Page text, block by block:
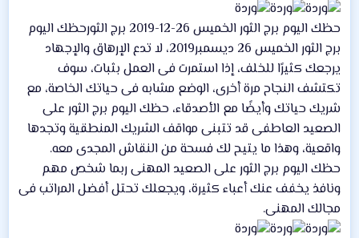
حظك اليوم برج الثور الخميس 26-12-2019 برج الثورحظك اليوم
برج الثور الخميس 26 ديسمبر2019، لا تدع الإرهاق والإجهاد
يرجعك كثيرًا للخلف، إذا استمرت فى العمل بثبات، سوف
تكتشف النجاح مرة أخرى، الوضع مشابه فى حياتك الخاصة، مع
شريك حياتك وأيضًا مع الأصدقاء، حظك اليوم برج الثور على
الصعيد العاطفى قد تتبنى مواقف الشريك المنطقية وتجدها
واقعية، وهذا ما يتيح لك فسحة من النقاش المجدى معه.
حظك اليوم برج الثور على الصعيد المهنى ربما شخص مهم
ونافذ يخفف عنك أعباء كثيرة، ويجعلك تحتل أفضل المراتب فى
مجالك المهنى.